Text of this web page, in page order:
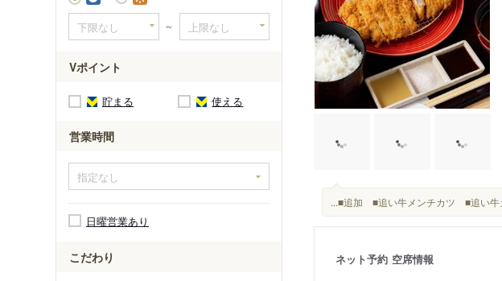
北仙台駅
熊ケ根駅
～
Vポイント
貯まる 使える
営業時間
日曜営業あり
こだわり
...■追加 ■追い牛メンチカツ ■追い牛
ネット予約 空席情報